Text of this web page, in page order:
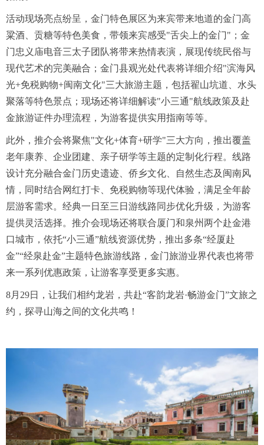
活动现场亮点纷呈，金门特色展区为来宾带来地道的金门高
粱酒、贡糖等特色美食，带领来宾感受"舌尖上的金门"；金
门忠义庙电音三太子团队将带来热情表演，展现传统民俗与
现代艺术的完美融合；金门县观光处代表将详细介绍"滨海风
光+免税购物+闽南文化"三大旅游主题，包括翟山坑道、水头
聚落等特色景点；现场还将详细解读"小三通"航线政策及赴
金旅游证件办理流程，为游客提供实用指南等等。
此外，推介会将聚焦"文化+体育+研学"三大方向，推出覆盖
老年康养、企业团建、亲子研学等主题的定制化行程。线路
设计充分融合金门历史遗迹、侨乡文化、自然生态及闽南风
情，同时结合网红打卡、免税购物等现代体验，满足全年龄
层游客需求。经典一日至三日游线路同步优化升级，为游客
提供灵活选择。推介会现场还将联合厦门和泉州两个赴金港
口城市，依托“小三通”航线资源优势，推出多条“经厦赴
金”“经泉赴金”主题特色旅游线路，金门旅游业界代表也将带
来一系列优惠政策，让游客享受更多实惠。
8月29日，让我们相约龙岩，共赴“客韵龙岩·畅游金门”文旅之
约，探寻山海之间的文化共鸣！